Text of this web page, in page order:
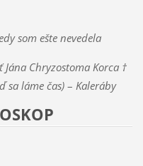
som ešte nevedela
Chryzostoma Korca †
sa láme čas)– Kaleráby